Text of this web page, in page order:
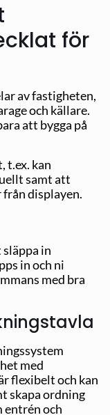
för
av fastigheten,
och källare.
att bygga på
t.ex. kan
samt att
displayen.
in
in och ni
med bra
med
flexibelt och kan
skapa ordning
entrén och